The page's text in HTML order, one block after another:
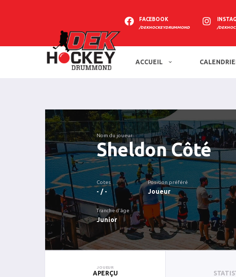
FACEBOOK
/DEKHOCKEYDRUMMOND /
ACCUEIL
Nom du joueur
Sheldon Côté
Cotes
- / -
Position préféré
Joueur
Tranche d'âge
Junior
JOUEUR
APERÇU